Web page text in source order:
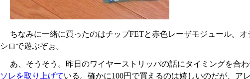
ちなみに一緒に買ったのはチップFETと赤色レーザモジュール。
シロで遊ぶぞぉ。
あ、そうそう。昨日のワイヤーストリッパの話にタイミングを合
ソレを取り上げている。確かに100円で買えるのは嬉しいのだが、ア